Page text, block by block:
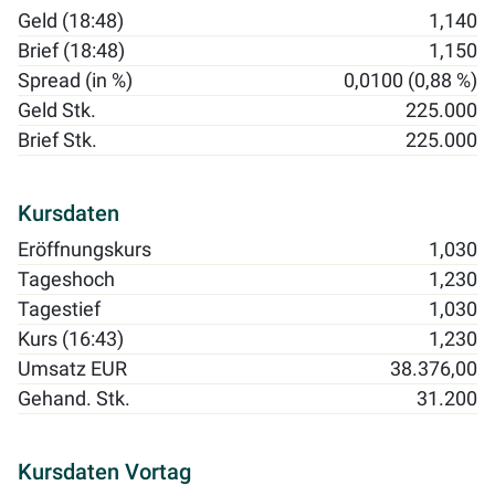
Geld (18:48)
1,140
Brief (18:48)
1,150
Spread (in %)
0,0100 (0,88 %)
Geld Stk.
225.000
Brief Stk.
225.000
Kursdaten
Eröffnungskurs
1,030
Tageshoch
1,230
Tagestief
1,030
Kurs (16:43)
1,230
Umsatz EUR
38.376,00
Gehand. Stk.
31.200
Kursdaten Vortag